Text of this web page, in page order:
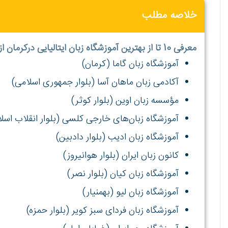
خلاصه مطلب
معرفی 10 تا از بهترین آموزشگاه زبان ایتالیایی درکرمان از دیدگاه وبسایت بهترین آموزشگاه:
آموزشگاه زبان گاما (کرمان)
آکادمی زبان ماهان آسا (بلوار جمهوری اسلامی)
مؤسسه زبان اوین (بلوار کوثر)
آموزشگاه زبان‌های خارجی کلسی (بلوار انقلاب
آموزشگاه زبان ادیب (بلوار دادبین)
کانون زبان ایران (بلوار هوانیروز)
آموزشگاه زبان کیان (بلوار نصر)
آموزشگاه زبان لیو (بهمنیار)
آموزشگاه زبان فردای سبز کویر (بلوار حمزه)